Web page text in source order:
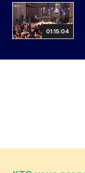
01:15:04